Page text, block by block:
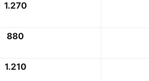
1.270
880
1.210